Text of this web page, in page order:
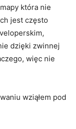
która nie
jest często
dzięki zwinnej
więc nie
wziąłem pod